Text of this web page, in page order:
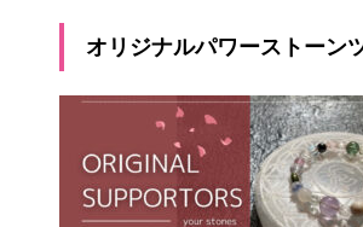
オリジナルパワーストーン